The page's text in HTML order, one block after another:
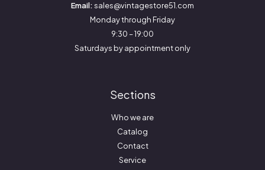
Email:sales@vintagestore51.com
Monday through Friday
9:30 – 19:00
Saturdays by appointment only
Sections
Who we are
Catalog
Contact
Service